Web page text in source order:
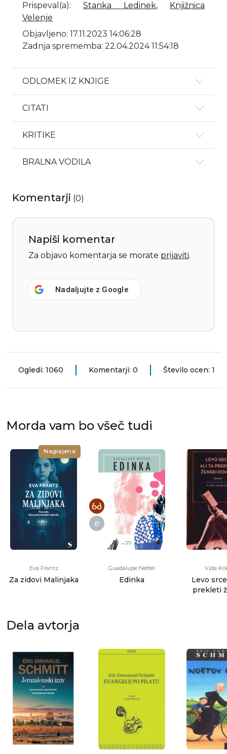
Prispeval(a): Stanka Ledinek,
Knjižnica
Velenje
Objavljeno: 17.11.2023 14:06:28
Zadnja sprememba: 22.04.2024 11:54:18
ODLOMEK IZ KNJIGE
CITATI
KRITIKE
BRALNA VODILA
Komentarji (0)
Napiši komentar
Za objavo komentarja se morate prijaviti.
Nadaljujte z Google
Ogledi: 1060 Komentarji: 0 Število ocen: 1
Morda vam bo všeč tudi
Nagrajena
Eva Frantz
Za zidovi Malinjaka
e
Guadalupe Nettel
Edinka
Vida
Levo
prekleti
Dela avtorja